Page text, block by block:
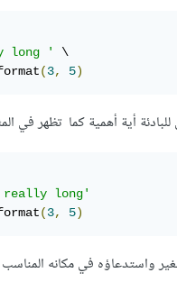
long '
\
(3, 5)
أية أهمية كما تظهر في
long'
(3, 5)
واستدعاؤه في مكانه المناسب